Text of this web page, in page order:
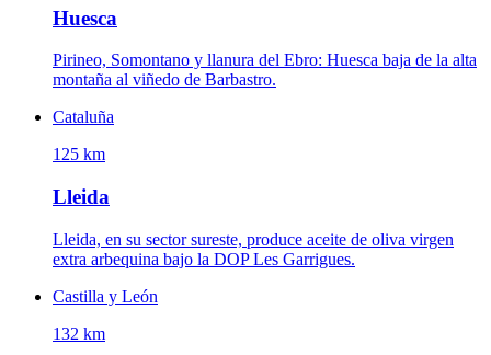
Huesca
Pirineo, Somontano y llanura del Ebro: Huesca baja de la alta
montaña al viñedo de Barbastro.
Cataluña
125 km
Lleida
Lleida, en su sector sureste, produce aceite de oliva virgen
extra arbequina bajo la DOP Les Garrigues.
Castilla y León
132 km